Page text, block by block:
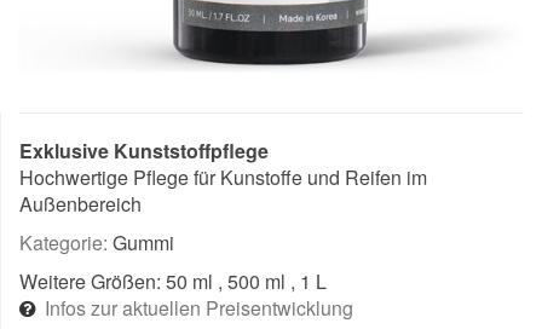
Exklusive Kunststoffpflege
Hochwertige Pflege für Kunstoffe und Reifen im
Außenbereich
Kategorie: Gummi
Weitere Größen: 50 ml , 500 ml , 1 L
Infos zur aktuellen Preisentwicklung